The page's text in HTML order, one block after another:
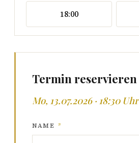
18:00
Termin reservieren
Mo, 13.07.2026 · 18:30 Uhr
NAME *